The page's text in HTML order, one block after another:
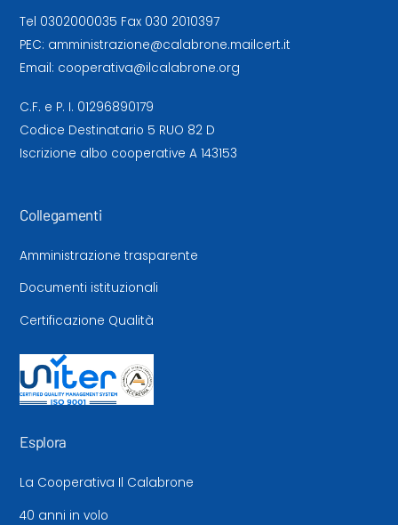
Tel 0302000035 Fax 030 2010397
PEC: amministrazione@calabrone.mailcert.it
Email: cooperativa@ilcalabrone.org
C.F. e P. I. 01296890179
Codice Destinatario 5 RUO 82 D
Iscrizione albo cooperative A 143153
Collegamenti
Amministrazione trasparente
Documenti istituzionali
Certificazione Qualità
Esplora
La Cooperativa Il Calabrone
40 anni in volo